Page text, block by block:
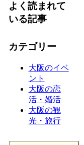
よく読まれて
いる記事
カテゴリー
大阪のイベ
ント
大阪の恋
活・婚活
大阪の観
光・旅行